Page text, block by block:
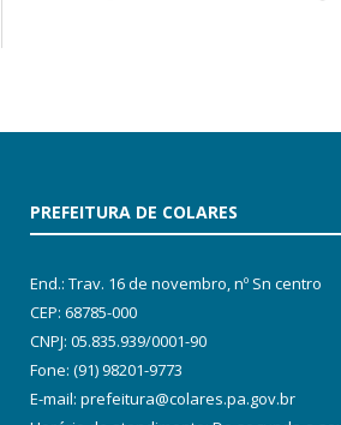
PREFEITURA DE COLARES
End.: Trav. 16 de novembro, nº Sn centro
CEP: 68785-000
CNPJ: 05.835.939/0001-90
Fone: (91) 98201-9773
E-mail: prefeitura@colares.pa.gov.br